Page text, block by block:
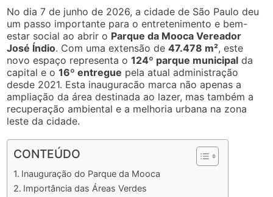
No dia 7 de junho de 2026, a cidade de São Paulo deu
um passo importante para o entretenimento e bem-
estar social ao abrir o Parque da Mooca Vereador
José Índio. Com uma extensão de47.478 m², este
novo espaço representa o124º parque municipal da
capital e o16º entregue pela atual administração
desde 2021. Esta inauguracão marca não apenas a
ampliação da área destinada ao lazer, mas também a
recuperação ambiental e a melhoria urbana na zona
leste da cidade.
CONTEÚDO
Inauguração do Parque da Mooca
Importância das Áreas Verdes